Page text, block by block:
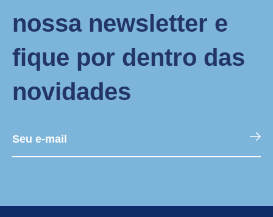
nossa newsletter e
fique por dentro das
novidades